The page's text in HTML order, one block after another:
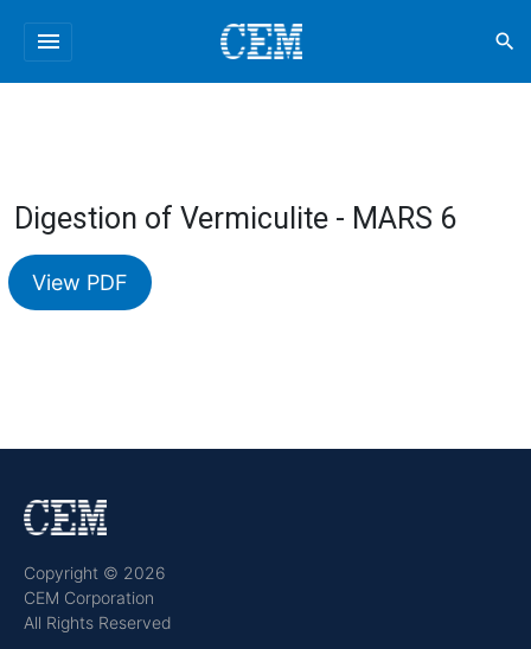
menu search
Digestion of Vermiculite - MARS 6
View PDF
Copyright © 2026
CEM Corporation
All Rights Reserved